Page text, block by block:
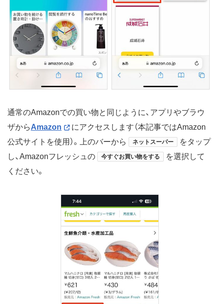
通常のAmazonでの買い物と同じように、アプリやブラウ
ザからAmazon
にアクセスします（本記事ではAmazon
公式サイトを使用）。上のバーから
ネットスーパー
をタップ
し、Amazonフレッシュの
今すぐお買い物をする
を選択して
ください。